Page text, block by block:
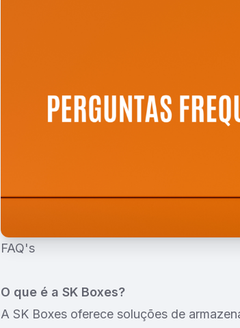
FAQ's
O que é a SK Boxes?
A SK Boxes oferece soluções de